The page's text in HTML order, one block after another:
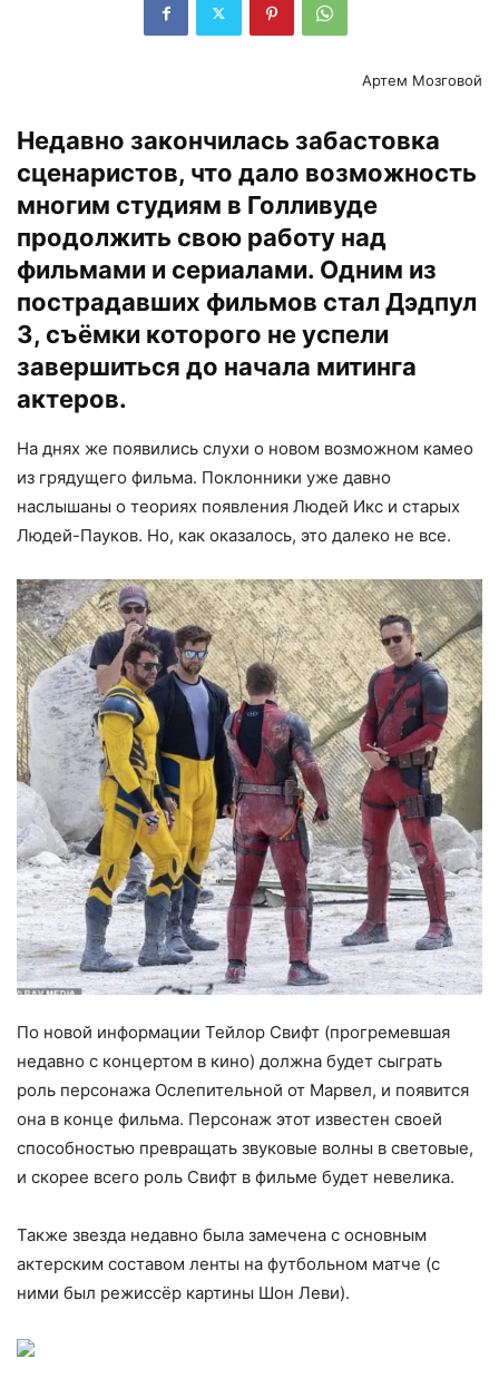
Артем Мозговой
Недавно закончилась забастовка
сценаристов, что дало возможность
многим студиям в Голливуде
продолжить свою работу над
фильмами и сериалами. Одним из
пострадавших фильмов стал Дэдпул
3, съёмки которого не успели
завершиться до начала митинга
актеров.
На днях же появились слухи о новом возможном камео
из грядущего фильма. Поклонники уже давно
наслышаны о теориях появления Людей Икс и старых
Людей-Пауков. Но, как оказалось, это далеко не все.
По новой информации Тейлор Свифт (прогремевшая
недавно с концертом в кино) должна будет сыграть
роль персонажа Ослепительной от Марвел, и появится
она в конце фильма. Персонаж этот известен своей
способностью превращать звуковые волны в световые,
и скорее всего роль Свифт в фильме будет невелика.
Также звезда недавно была замечена с основным
актерским составом ленты на футбольном матче (с
ними был режиссёр картины Шон Леви).